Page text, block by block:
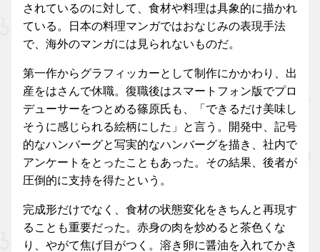
されているのに対して、食材や料理は具象的に描かれ
ている。日本の料理マンガではおなじみの表現手法
で、海外のマンガには見られないものだ。
第一作からグラフィッカーとして制作にかかわり、出
産をはさんで休職。復職後はスマートフォン版でプロ
デューサーをつとめる篠原氏も、「できるだけ美味し
そうに感じられる絵柄にした」と言う。開発中、記号
的なハンバーグと写実的なハンバーグを描き、社内で
アンケートをとったこともあった。その結果、後者が
圧倒的に支持を得たという。
完成形だけでなく、食材の状態変化をきちんと再現す
ることも重要だった。赤身の肉を炒めると茶色くな
り、やがて焦げ目がつく。溶き卵に醤油を入れてかき